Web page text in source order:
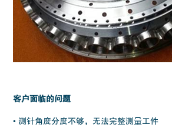
客户面临的问题
• 测针角度分度不够，无法完整测量工件